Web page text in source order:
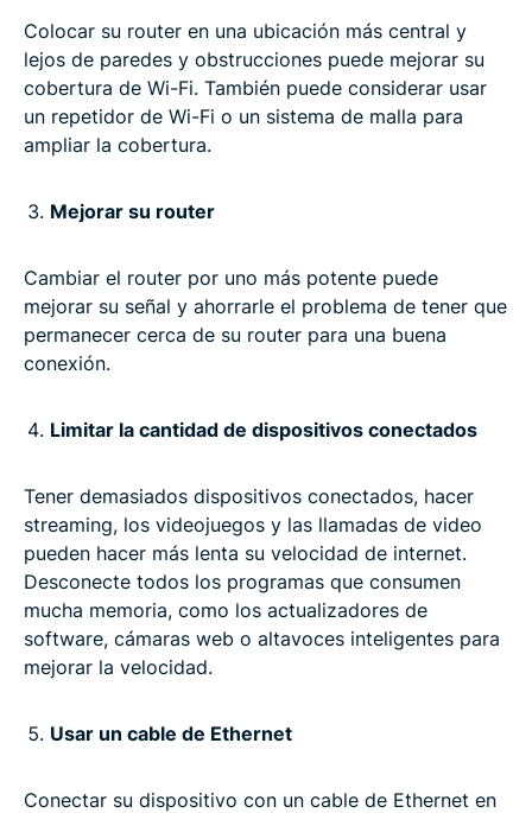
Colocar su router en una ubicación más central y
lejos de paredes y obstrucciones puede mejorar su
cobertura de Wi-Fi. También puede considerar usar
un repetidor de Wi-Fi o un sistema de malla para
ampliar la cobertura.
Mejorar su router
Cambiar el router por uno más potente puede
mejorar su señal y ahorrarle el problema de tener que
permanecer cerca de su router para una buena
conexión.
Limitar la cantidad de dispositivos conectados
Tener demasiados dispositivos conectados, hacer
streaming, los videojuegos y las llamadas de video
pueden hacer más lenta su velocidad de internet.
Desconecte todos los programas que consumen
mucha memoria, como los actualizadores de
software, cámaras web o altavoces inteligentes para
mejorar la velocidad.
Usar un cable de Ethernet
Conectar su dispositivo con un cable de Ethernet en